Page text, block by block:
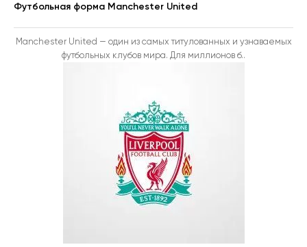
Футбольная форма Manchester United
Manchester United — один из самых титулованных и узнаваемых
футбольных клубов мира. Для миллионов б..